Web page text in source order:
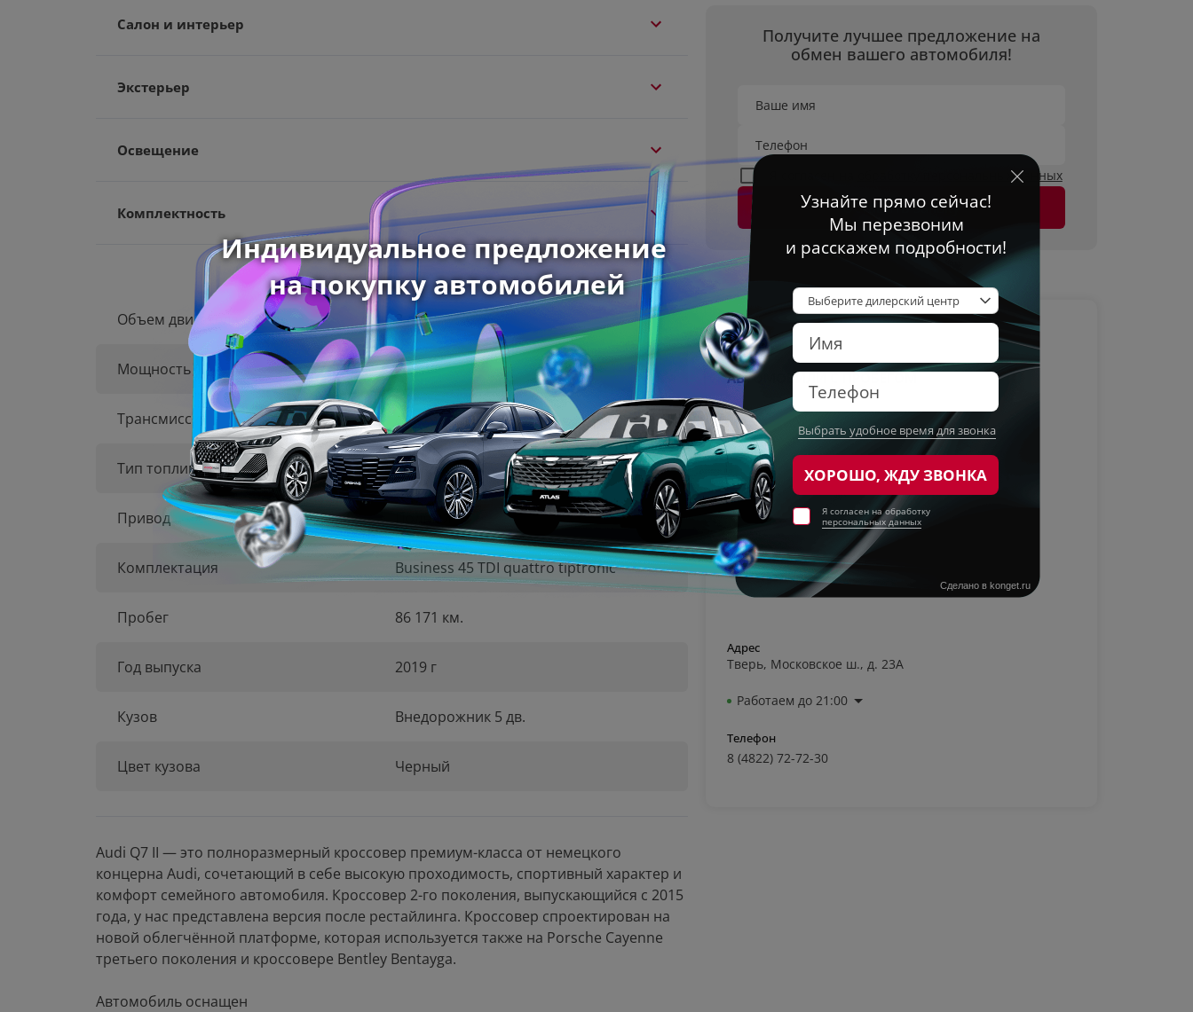
Салон и интерьер
Экстерьер
Освещение
Комплектность
Объем двигателя 3 л
Мощность 249 л.с.
Трансмиссия Автоматическая
Тип топлива Дизель
Привод Полный
Комплектация Business 45 TDI quattro tiptronic
Пробег 86 171 км.
Год выпуска 2019 г
Кузов Внедорожник 5 дв.
Цвет кузова Черный
Audi Q7 II — это полноразмерный кроссовер премиум-класса от немецкого
концерна Audi, сочетающий в себе высокую проходимость, спортивный характер и
комфорт семейного автомобиля. Кроссовер 2-го поколения, выпускающийся с 2015
года, у нас представлена версия после рестайлинга. Кроссовер спроектирован на
новой облегчённой платформе, которая используется также на Porsche Cayenne
третьего поколения и кроссовере Bentley Bentayga.
Автомобиль оснащен
Получите лучшее предложение на
обмен вашего автомобиля!
Ваше имя
Телефон
обработку персональных данных
Оставить заявку
АВТОМОБИЛИ С ПРОБЕГОМ
Адрес
Тверь, Московское ш., д. 23А
Работаем до 21:00
Телефон
8 (4822) 72-72-30